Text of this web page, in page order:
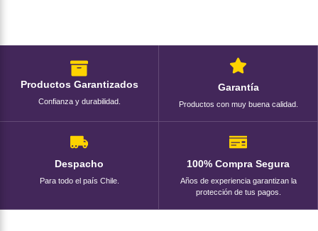
Productos Garantizados
Confianza y durabilidad.
Garantía
Productos con muy buena calidad.
Despacho
Para todo el país Chile.
100% Compra Segura
Años de experiencia garantizan la
protección de tus pagos.